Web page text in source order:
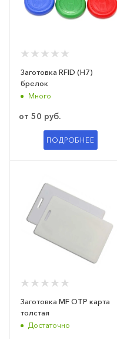
Заготовка RFID (H7)
брелок
Много
от 50 руб.
ПОДРОБНЕЕ
Заготовка MF OTP карта
толстая
Достаточно